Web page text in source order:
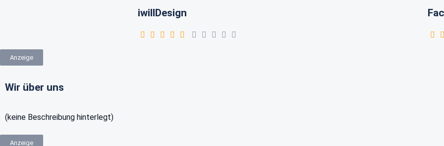
iwillDesign
Anzeige
Wir über uns
(keine Beschreibung hinterlegt)
Anzeige